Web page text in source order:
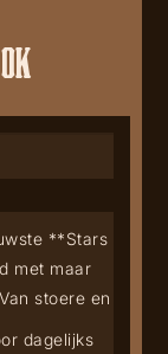
**Stars
met maar
Van stoere en
dagelijks